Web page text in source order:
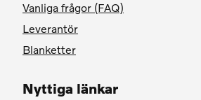
Vanliga frågor (FAQ)
Leverantör
Blanketter
Nyttiga länkar